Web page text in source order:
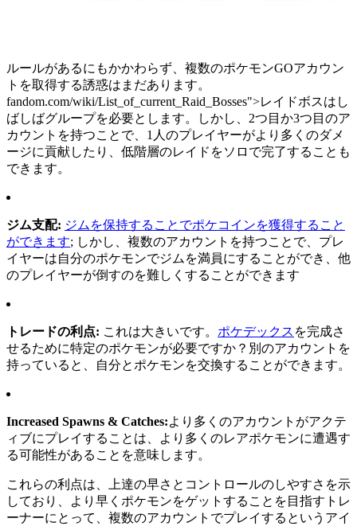
ルールがあるにもかかわらず、複数のポケモンGOアカウン
トを取得する誘惑はまだあります。
fandom.com/wiki/List_of_current_Raid_Bosses">レイドボスはし
ばしばグループを必要とします。しかし、2つ目か3つ目のア
カウントを持つことで、1人のプレイヤーがより多くのダメ
ージに貢献したり、低階層のレイドをソロで完了することも
できます。
ジム支配: ジムを保持することでポケコインを獲得すること
ができます; しかし、複数のアカウントを持つことで、プレ
イヤーは自分のポケモンでジムを満員にすることができ、他
のプレイヤーが倒すのを難しくすることができます
トレードの利点: これは大きいです。 ポケデックス を完成さ
せるために特定のポケモンが必要ですか？別のアカウントを
持っていると、自分とポケモンを交換することができます。
Increased Spawns & Catches:より多くのアカウントがアクテ
ィブにプレイすることは、より多くのレアポケモンに遭遇す
る可能性があることを意味します。
これらの利点は、上達の早さとコントロールのしやすさを示
しており、より早くポケモンをゲットすることを目指すトレ
ーナーにとって、複数のアカウントでプレイするというアイ